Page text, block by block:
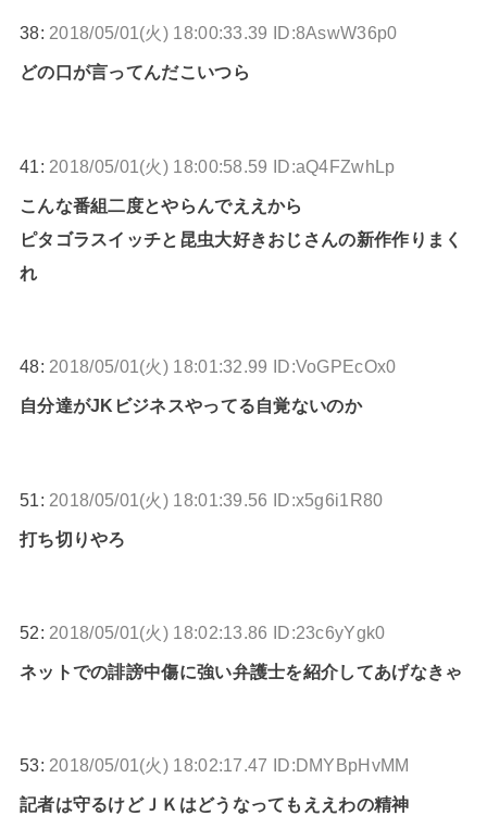
38: 2018/05/01(火) 18:00:33.39 ID:8AswW36p0
どの口が言ってんだこいつら
41: 2018/05/01(火) 18:00:58.59 ID:aQ4FZwhLp
こんな番組二度とやらんでええから
ピタゴラスイッチと昆虫大好きおじさんの新作作りまく
れ
48: 2018/05/01(火) 18:01:32.99 ID:VoGPEcOx0
自分達がJKビジネスやってる自覚ないのか
51: 2018/05/01(火) 18:01:39.56 ID:x5g6i1R80
打ち切りやろ
52: 2018/05/01(火) 18:02:13.86 ID:23c6yYgk0
ネットでの誹謗中傷に強い弁護士を紹介してあげなきゃ
53: 2018/05/01(火) 18:02:17.47 ID:DMYBpHvMM
記者は守るけどＪＫはどうなってもええわの精神